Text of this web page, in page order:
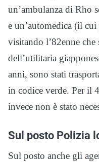
un’ambulanza di Rho
e un’automedica (il
visitando l’82enne
dell’utilitaria
anni, sono stati
in codice verde. Per il
invece non è stato
Sul posto Polizia
Sul posto anche gli